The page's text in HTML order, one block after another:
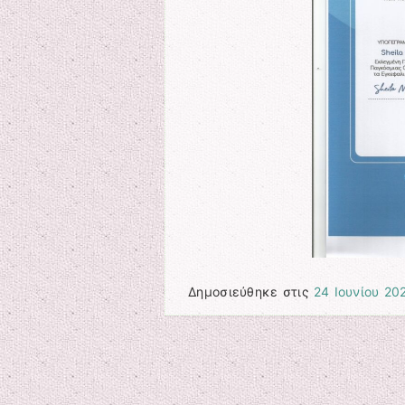
Δημοσιεύθηκε στις 24 Ιουνίου